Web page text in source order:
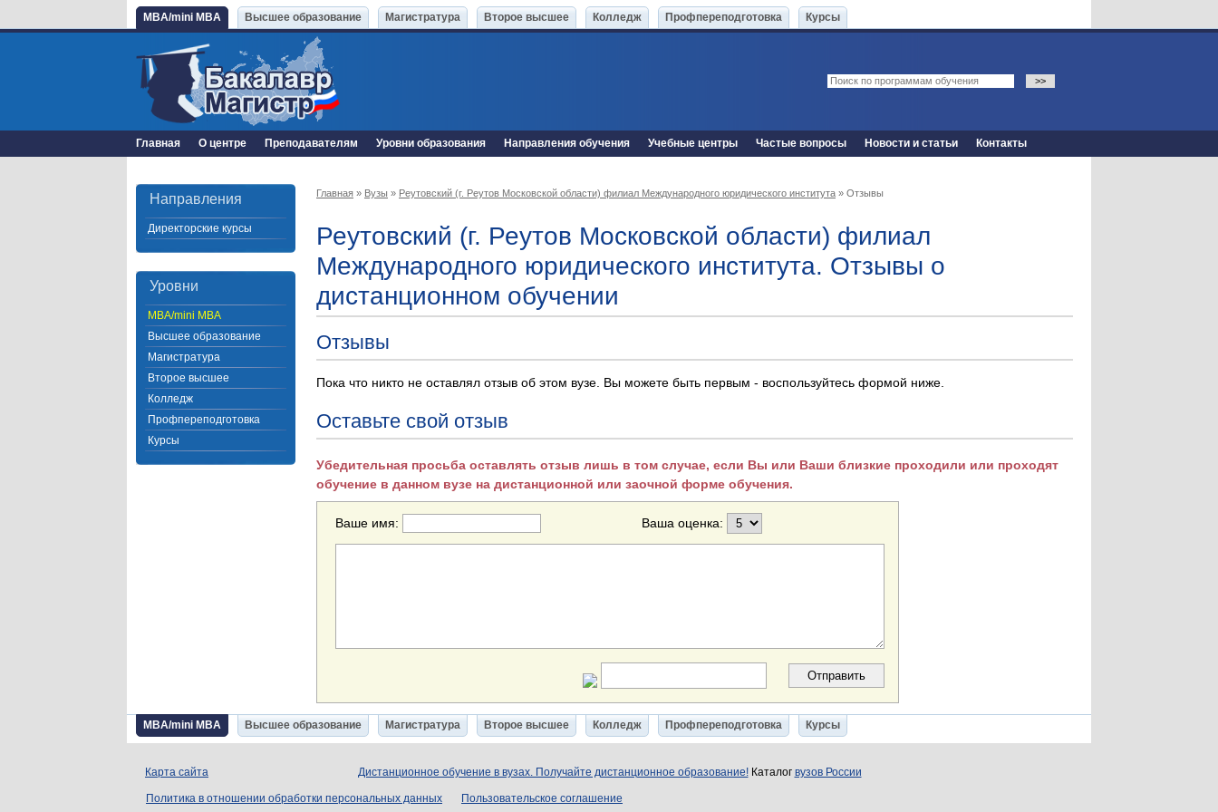
MBA/mini MBA Высшее образование Магистратура Второе высшее Колледж Профпереподготовка Курсы
Главная О центре Преподавателям Уровни образования Направления обучения Учебные центры Частые вопросы Новости и статьи Контакты
Направления
Директорские курсы
Уровни
MBA/mini MBA
Высшее образование
Магистратура
Второе высшее
Колледж
Профпереподготовка
Курсы
Главная » Вузы » Реутовский (г. Реутов Московской области) филиал Международного юридического института » Отзывы
Реутовский (г. Реутов Московской области) филиал
Международного юридического института. Отзывы о
дистанционном обучении
Отзывы
Пока что никто не оставлял отзыв об этом вузе. Вы можете быть первым - воспользуйтесь формой ниже.
Оставьте свой отзыв
Убедительная просьба оставлять отзыв лишь в том случае, если Вы или Ваши близкие проходили или проходят
обучение в данном вузе на дистанционной или заочной форме обучения.
Ваше имя: Ваша оценка:
MBA/mini MBA Высшее образование Магистратура Второе высшее Колледж Профпереподготовка Курсы
Карта сайта Дистанционное обучение в вузах. Получайте дистанционное образование!Каталог вузов России
Политика в отношении обработки персональных данных Пользовательское соглашение